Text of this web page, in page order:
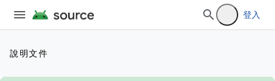
登入
說明文件